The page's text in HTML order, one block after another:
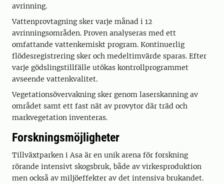
avrinning.
Vattenprovtagning sker varje månad i 12
avrinningsområden. Proven analyseras med ett
omfattande vattenkemiskt program. Kontinuerlig
flödesregistrering sker och medeltimvärde sparas. Efter
varje gödslingstillfälle utökas kontrollprogrammet
avseende vattenkvalitet.
Vegetationsövervakning sker genom laserskanning av
området samt ett fast nät av provytor där träd och
markvegetation inventeras.
Forskningsmöjligheter
Tillväxtparken i Asa är en unik arena för forskning
rörande intensivt skogsbruk, både av virkesproduktion
men också av miljöeffekter av det intensiva brukandet.